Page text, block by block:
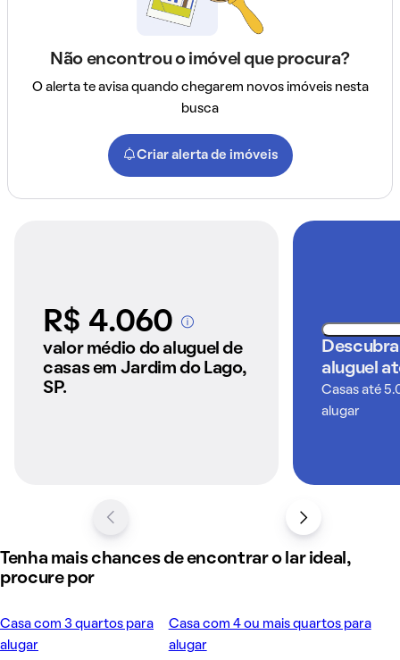
Não encontrou o imóvel que procura?
O alerta te avisa quando chegarem novos imóveis nesta
busca
Criar alerta de imóveis
R$ 4.060A partir dos imóveis
anunciados pelo
QuintoAndar
valor médio do aluguel de
casas em Jardim do Lago,
SP.
aluguel
Casas até
alugar
Tenha mais chances de encontrar o lar ideal,
procure por
Casa com 3 quartos para
alugar
Casa com 4 ou mais quartos para
alugar